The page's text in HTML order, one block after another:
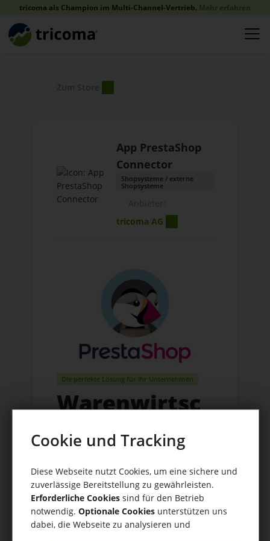
tricoma als Champion im Multi-Channel-Vertrieb. Mehr erfahren
App PrestaShop
Connector
Shopsysteme / externe
Shopsysteme
tricoma AG
Die perfekte Lösung für Ihr Unternehmen
Warenwirtsc
haft für
PrestaShop |
Einfach per
Schnittstelle
Cookie und Tracking
Diese Webseite nutzt Cookies, um eine sichere und
zuverlässige Bereitstellung zu gewährleisten.
Erforderliche Cookies sind für den Betrieb
notwendig. Optionale Cookies unterstützen uns
dabei, die Webseite zu analysieren und